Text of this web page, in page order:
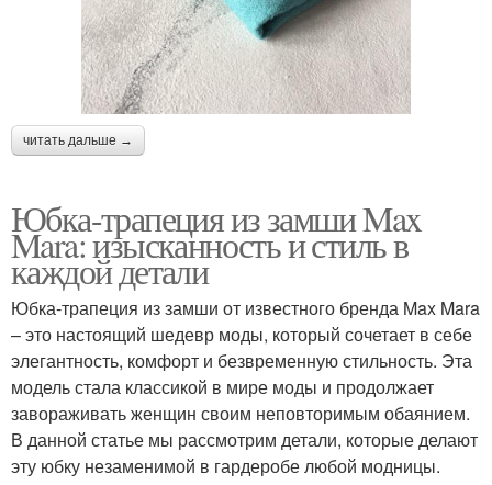
читать дальше →
Юбка-трапеция из замши Max
Mara: изысканность и стиль в
каждой детали
Юбка-трапеция из замши от известного бренда Max Mara
– это настоящий шедевр моды, который сочетает в себе
элегантность, комфорт и безвременную стильность. Эта
модель стала классикой в мире моды и продолжает
завораживать женщин своим неповторимым обаянием.
В данной статье мы рассмотрим детали, которые делают
эту юбку незаменимой в гардеробе любой модницы.